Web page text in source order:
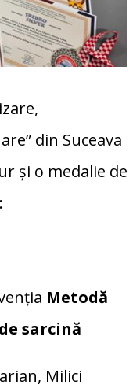
din Suceava
și o medalie de
Metodă
sarcină
Milici